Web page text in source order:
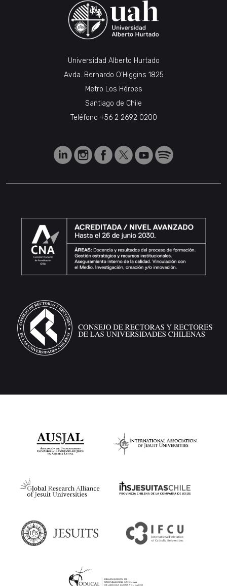
Universidad Alberto Hurtado
Avda. Bernardo O’Higgins 1825
Metro Los Héroes
Santiago de Chile
Teléfono +56 2 2692 0200